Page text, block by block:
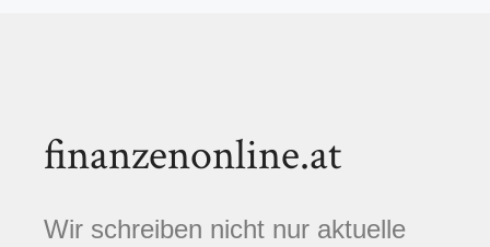
finanzenonline.at
Wir schreiben nicht nur aktuelle